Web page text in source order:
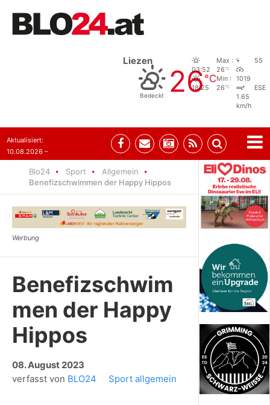
Liezen
Bedeckt 26°C
03:52
18:25
Max :
26°C
Min :
26°C
55
1019
ESE
1.65
km/h
Aktualisiert:
10.08.2026 –
Blo24 Sport
Allgemein
Benefizschwimmen der Happy Hippos
Benefizschwim
men der Happy
Hippos
08. August 2023
verfasst von BLO24 Sport allgemein